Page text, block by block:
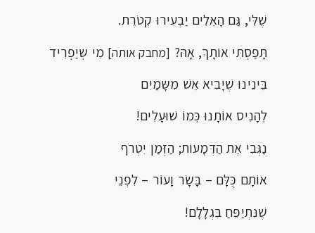
שֶׁלִּי, גַּם הָאֵלִים יַבְעִירוּ קְטֹרֶת.
תָּפַסְתִּי אוֹתָךְ, אָהּ? [מחבק אותה] מִי שְיַפְרִיד
בֵּינֵינוּ שֶׁיָבִיא אֵשׁ מִשָּמַיִם
לְהָנִיס אוֹתָנוּ כְּמוֹ שׁוּעָלִים!
נַגְּבִי אֶת הַדְּמָעוֹת; הַזְּמַן יִטְרֹף
אוֹתָם כֻּלָּם – בָּשָׂר וָעוֹר – לִפְנֵי
שֶׁנִּתְיַפֵּחַ בִּגְלָלָם!